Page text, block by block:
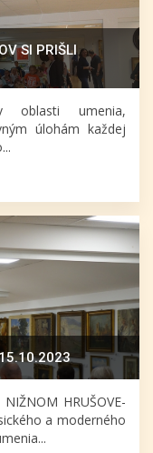
SI PRIŠLI
oblasti umenia,
úlohám každej
15.10.2023
HRUŠOVE-
a moderného